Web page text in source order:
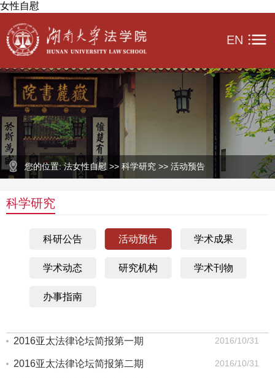
女性自慰
EN
您的位置: 法女性自慰 >> 科学研究 >> 活动预告
科学研究
科研公告 活动预告 学术成果
学术动态 研究机构 学术刊物
办事指南
2016亚太法律论坛简报第一期 2016/10/31
2016亚太法律论坛简报第二期 2016/10/31